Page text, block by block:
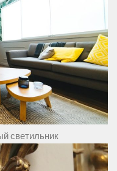
светильник